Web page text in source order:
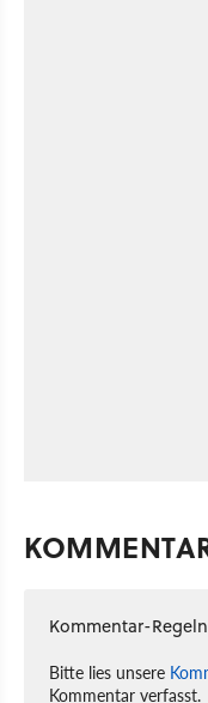
Kommentar-
Bitte lies unsere
Kommentar verfasst.